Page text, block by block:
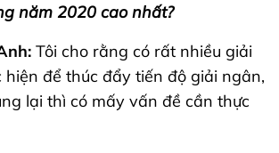
năm 2020 cao nhất?
Tôi cho rằng có rất nhiều giải
để thúc đẩy tiến độ giải ngân,
lại thì có mấy vấn đề cần thực